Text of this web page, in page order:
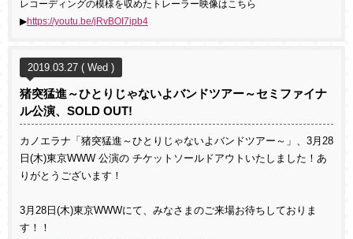
レコーディングの模様を収めたトレーラー映像はこちら
▶https://youtu.be/jRvBOI7ipb4
2019.03.27 ( Wed )
猪突猛進～ひとりじゃないよバンドツアー～セミファイナ
ル公演、SOLD OUT!
カノエラナ「猪突猛進～ひとりじゃないよバンドツアー～」、3月28
日(木)東京WWW 公演の チケットソールドアウトいたしました！あ
りがとうございます！
3月28日(木)東京WWWにて、みなさまのご来場お待ちしておりま
す！！